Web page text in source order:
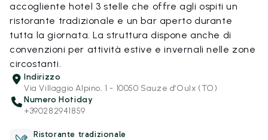
accogliente hotel 3 stelle che offre agli ospiti un
ristorante tradizionale e un bar aperto durante
tutta la giornata. La struttura dispone anche di
convenzioni per attività estive e invernali nelle zone
circostanti.
Indirizzo
Via Villaggio Alpino, 1 - 10050 Sauze d'Oulx (TO)
Numero Hotiday
+390282941859
Ristorante tradizionale